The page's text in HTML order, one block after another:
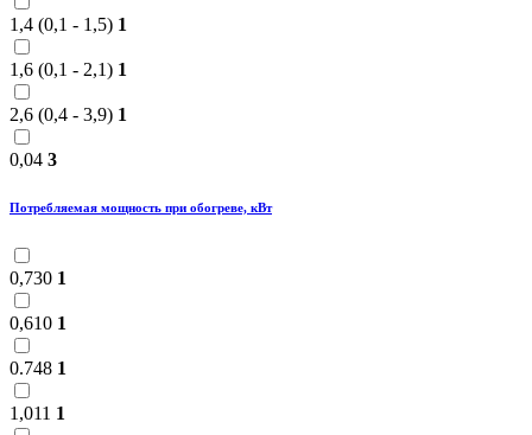
1,4 (0,1 - 1,5) 1
1,6 (0,1 - 2,1) 1
2,6 (0,4 - 3,9) 1
0,04 3
Потребляемая мощность при обогреве, кВт
0,730 1
0,610 1
0.748 1
1,011 1